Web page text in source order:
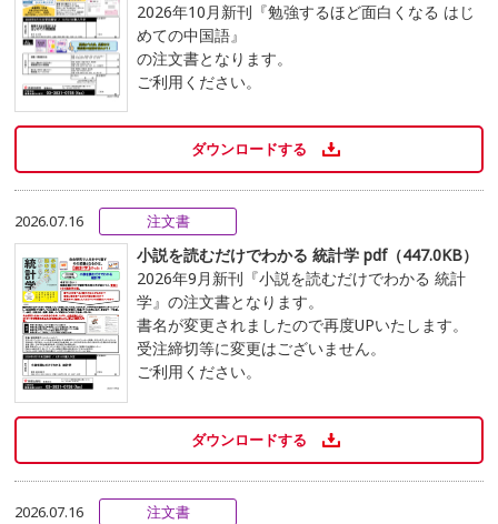
2026年10月新刊『勉強するほど面白くなる はじ
めての中国語』
の注文書となります。
ご利用ください。
ダウンロードする
2026.07.16 注文書
小説を読むだけでわかる 統計学 pdf（447.0KB）
2026年9月新刊『小説を読むだけでわかる 統計
学』の注文書となります。
書名が変更されましたので再度UPいたします。
受注締切等に変更はございません。
ご利用ください。
ダウンロードする
2026.07.16 注文書